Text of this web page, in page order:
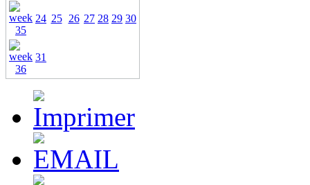
24 25 26 27 28 29 30
31